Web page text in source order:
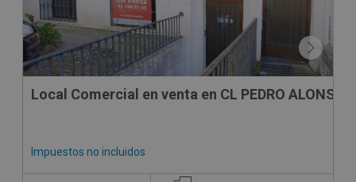
Local Comercial en venta en CL PEDRO ALONSO
Impuestos no incluidos